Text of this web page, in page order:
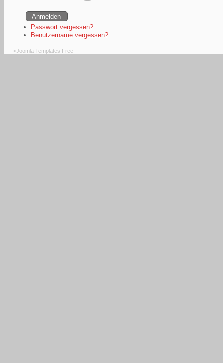
Passwort vergessen?
Benutzername vergessen?
<Joomla Templates Free